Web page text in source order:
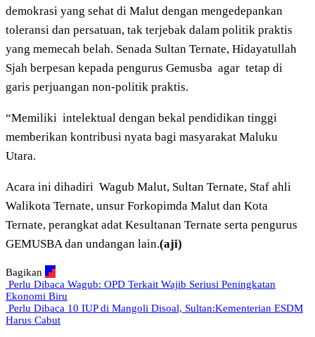
demokrasi yang sehat di Malut dengan mengedepankan
toleransi dan persatuan, tak terjebak dalam politik praktis
yang memecah belah. Senada Sultan Ternate, Hidayatullah
Sjah berpesan kepada pengurus Gemusba agar tetap di
garis perjuangan non-politik praktis.
“Memiliki intelektual dengan bekal pendidikan tinggi
memberikan kontribusi nyata bagi masyarakat Maluku
Utara.
Acara ini dihadiri Wagub Malut, Sultan Ternate, Staf ahli
Walikota Ternate, unsur Forkopimda Malut dan Kota
Ternate, perangkat adat Kesultanan Ternate serta pengurus
GEMUSBA dan undangan lain.(aji)
Bagikan
Perlu Dibaca Wagub: OPD Terkait Wajib Seriusi Peningkatan
Ekonomi Biru
Perlu Dibaca 10 IUP di Mangoli Disoal, Sultan:Kementerian ESDM
Harus Cabut